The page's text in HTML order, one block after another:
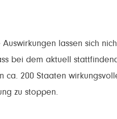
lassen sich
bei dem aktuell
ca. 200 Staaten
zu stoppen.